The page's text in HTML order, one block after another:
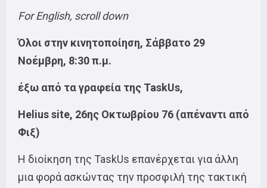
For English, scroll down
Όλοι στην κινητοποίηση, Σάββατο 29
Νοέμβρη, 8:30 π.μ.
έξω από τα γραφεία της TaskUs,
Helius site, 26ης Οκτωβρίου 76 (απέναντι από
Φιξ)
Η διοίκηση της TaskUs επανέρχεται για άλλη
μια φορά ασκώντας την προσφιλή της τακτική